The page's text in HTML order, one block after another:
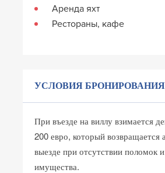
Аренда яхт
Рестораны, кафе
УСЛОВИЯ
При въезде на виллу взимается
200 евро, который возвращается
выезде при отсутствии поломок
имущества.